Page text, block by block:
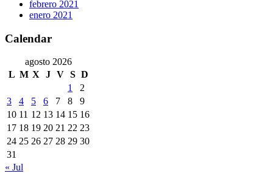
febrero 2021
enero 2021
Calendar
agosto 2026
L M X J V S D
1
2
3
4 5 6 7 8
9
10 11 12 13 14 15 16
17 18 19 20 21 22 23
24 25 26 27 28 29 30
31
« Jul